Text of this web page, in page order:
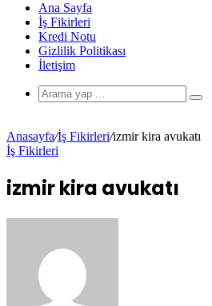
Ana Sayfa
İş Fikirleri
Kredi Notu
Gizlilik Politikası
İletişim
Anasayfa/İş Fikirleri/izmir kira avukatı
İş Fikirleri
izmir kira avukatı